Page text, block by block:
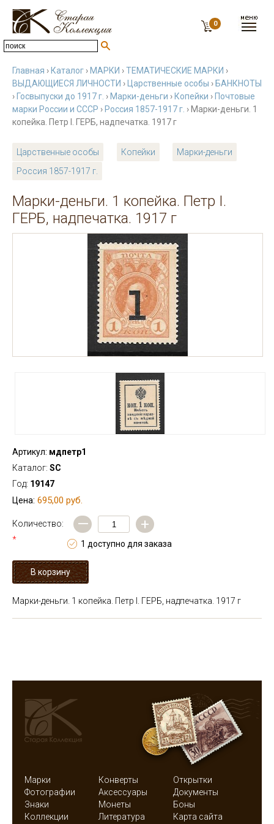
0
Главная › Каталог › МАРКИ ›ТЕМАТИЧЕСКИЕ МАРКИ ›
ВЫДАЮЩИЕСЯ ЛИЧНОСТИ › Царственные особы › БАНКНОТЫ
› Госвыпуски до 1917 г. › Марки-деньги › Копейки › Почтовые
марки России и СССР › Россия 1857-1917 г. › Марки-деньги. 1
копейка. Петр I. ГЕРБ, надпечатка. 1917 г
Царственные особы Копейки
Марки-деньги
Россия 1857-1917 г.
Марки-деньги. 1 копейка. Петр I.
ГЕРБ, надпечатка. 1917 г
Артикул: мдпетр1
Каталог: SC
Год: 19147
Цена: 695,00 руб.
Количество:
*
— +
1 доступно для заказа
Марки-деньги. 1 копейка. Петр I. ГЕРБ, надпечатка. 1917 г
Марки Конверты
Открытки
Фотографии
Аксессуары
Документы
Знаки
Монеты
Боны
Коллекции
Литература Карта сайта